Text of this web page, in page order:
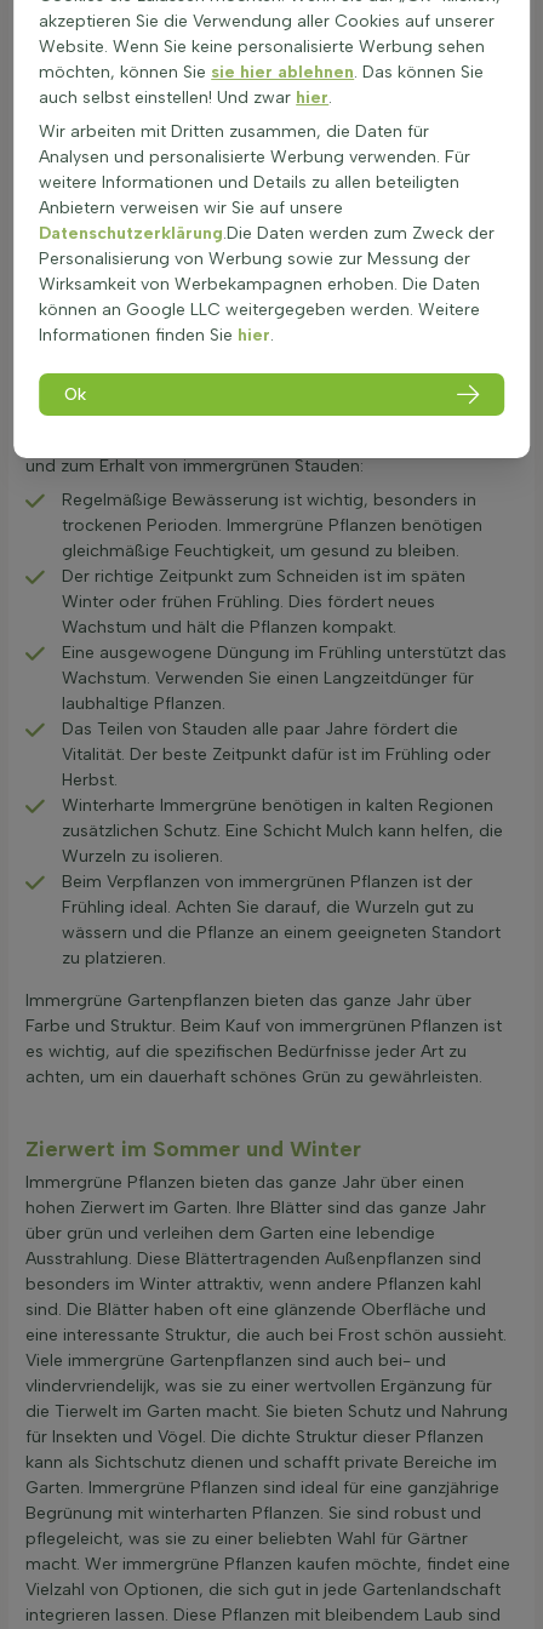
Raum zum Wachsen brauchen. Die genaue Anzahl der
Pflanzen pro Meter oder Quadratmeter ist auf der
Produktseite der jeweiligen Pflanze angegeben. Für die
richtige Bodenbearbeitung ist es wichtig, den Boden gut
anzureichern. Dies fördert das Wurzelwachstum und die
Nährstoffaufnahme. Beim Pflanzen von immergrünen
Pflanzen sollte das Pflanzloch doppelt so breit wie der
Wurzelballen sein. Nach dem Einsetzen der Pflanze ist es
wichtig, den Boden gut zu wässern, um die Wurzeln zu
unterstützen. Regelmäßiges Gießen in den ersten Wochen
nach der Pflanzung ist entscheidend, um ein gesundes
Wachstum zu gewährleisten.
Immergrüne Pflanzen sind eine wunderbare Ergänzung für
jeden Garten. Sie benötigen besondere Pflege, um das ganze
und zum Erhalt von immergrünen Stauden:
Regelmäßige Bewässerung ist wichtig, besonders in
trockenen Perioden. Immergrüne Pflanzen benötigen
gleichmäßige Feuchtigkeit, um gesund zu bleiben.
Der richtige Zeitpunkt zum Schneiden ist im späten
Winter oder frühen Frühling. Dies fördert neues
Wachstum und hält die Pflanzen kompakt.
Eine ausgewogene Düngung im Frühling unterstützt das
Wachstum. Verwenden Sie einen Langzeitdünger für
laubhaltige Pflanzen.
Das Teilen von Stauden alle paar Jahre fördert die
Vitalität. Der beste Zeitpunkt dafür ist im Frühling oder
Herbst.
Winterharte Immergrüne benötigen in kalten Regionen
zusätzlichen Schutz. Eine Schicht Mulch kann helfen, die
Wurzeln zu isolieren.
Beim Verpflanzen von immergrünen Pflanzen ist der
Frühling ideal. Achten Sie darauf, die Wurzeln gut zu
wässern und die Pflanze an einem geeigneten Standort
zu platzieren.
Immergrüne Gartenpflanzen bieten das ganze Jahr über
Farbe und Struktur. Beim Kauf von immergrünen Pflanzen ist
es wichtig, auf die spezifischen Bedürfnisse jeder Art zu
achten, um ein dauerhaft schönes Grün zu gewährleisten.
Zierwert im Sommer und Winter
Immergrüne Pflanzen bieten das ganze Jahr über einen
hohen Zierwert im Garten. Ihre Blätter sind das ganze Jahr
über grün und verleihen dem Garten eine lebendige
Ausstrahlung. Diese Blättertragenden Außenpflanzen sind
besonders im Winter attraktiv, wenn andere Pflanzen kahl
sind. Die Blätter haben oft eine glänzende Oberfläche und
eine interessante Struktur, die auch bei Frost schön aussieht.
Viele immergrüne Gartenpflanzen sind auch bei- und
vlindervriendelijk, was sie zu einer wertvollen Ergänzung für
die Tierwelt im Garten macht. Sie bieten Schutz und Nahrung
für Insekten und Vögel. Die dichte Struktur dieser Pflanzen
kann als Sichtschutz dienen und schafft private Bereiche im
Garten. Immergrüne Pflanzen sind ideal für eine ganzjährige
Begrünung mit winterharten Pflanzen. Sie sind robust und
pflegeleicht, was sie zu einer beliebten Wahl für Gärtner
macht. Wer immergrüne Pflanzen kaufen möchte, findet eine
Vielzahl von Optionen, die sich gut in jede Gartenlandschaft
integrieren lassen. Diese Pflanzen mit bleibendem Laub sind
akzeptieren Sie die Verwendung aller Cookies auf unserer
Website. Wenn Sie keine personalisierte Werbung sehen
möchten, können Sie sie hier ablehnen. Das können Sie
auch selbst einstellen! Und zwar hier.
Wir arbeiten mit Dritten zusammen, die Daten für
Analysen und personalisierte Werbung verwenden. Für
weitere Informationen und Details zu allen beteiligten
Anbietern verweisen wir Sie auf unsere
Datenschutzerklärung.Die Daten werden zum Zweck der
Personalisierung von Werbung sowie zur Messung der
Wirksamkeit von Werbekampagnen erhoben. Die Daten
können an Google LLC weitergegeben werden. Weitere
Informationen finden Sie hier.
Ok